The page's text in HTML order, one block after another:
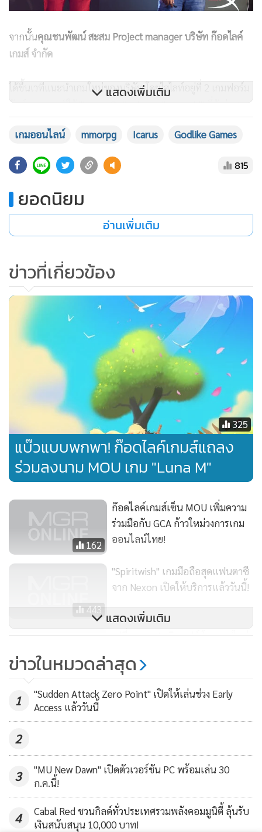
จากนั้นคุณชนพัฒน์ สะสม Project manager บริษัท ก๊อดไลค์
เกมส์ จำกัด
ได้ขึ้นเวทีแนะนำเกมใหม่ของบริษัท โดยไฮไลท์อยู่ที่ 2 เกมฟอร์ม
ยักษ์จากเกาหลีใต้ "Icarus Online" และ "Icarus M" ที่ผู้เล่นชาว
ไทยทุกคนรอคอย โดยทั้ง 2 เกมจะพาผู้เล่นทะยานผจญภัยสู่ฟาก
ฟ้าไปกับพาหนะสุดเท่ ท่ามกลางบรรยากาศของโลกสุดแฟนตาซี
ที่สวยงามตระการตาจนทุกคนต้องตะลึง
Icarus Online
หรือที่รู้จักในชื่อ "Riders of Icarus" เกมออนไลน์ MMORPG
ฟอร์มยักษ์จาก Wemade ภายใต้การดูแลของ Valofe ที่จะพาผู้
เล่นทะยานผจญภัยสู่ฟากฟ้าในบรรยากาศของโลกสุดแฟนตาซีที่
สวยงามตระการตา มุมมองการต่อสู้จะแตกต่างจากเกมอื่น ๆ ที่
เคยมีมา ด้วยระบบจับสัตว์เลี้ยงมากกว่าร้อยชนิด ทั้งประเภทสู้
และประเภทบิน เพื่อพัฒนาฝึกสอนให้กลายเป็นผู้ช่วยชั้นยอด
หรือพาหนะที่จะพาผู้เล่นโบยบินไปบนท้องฟ้าอันกว้างใหญ่ของ
แสดงเพิ่มเติม
เกมออนไลน์ mmorpg Icarus Godlike Games
815
ยอดนิยม
อ่านเพิ่มเติม
ข่าวที่เกี่ยวข้อง
325
แบ๊วแบบพกพา! ก๊อดไลค์เกมส์แถลง
ร่วมลงนาม MOU เกม "Luna M"
162
ก๊อดไลค์เกมส์เซ็น MOU เพิ่มความ
ร่วมมือกับ GCA ก้าวใหม่วงการเกม
ออนไลน์ไทย!
443
"Spiritwish" เกมมือถือสุดแฟนตาซี
จาก Nexon เปิดให้บริการแล้ววันนี้!
521
เปลี่ยนแผน! ยูบิซอฟต์ โยกเกมใหม่
แสดงเพิ่มเติม
ข่าวในหมวดล่าสุด
1
"Sudden Attack Zero Point" เปิดให้เล่นช่วง Early
Access แล้ววันนี้
2
3
"MU New Dawn" เปิดตัวเวอร์ชัน PC พร้อมเล่น 30
ก.ค.นี้!
4
Cabal Red ชวนกิลด์ทั่วประเทศรวมพลังคอมมูนิตี้ ลุ้นรับ
เงินสนับสนุน 10,000 บาท!